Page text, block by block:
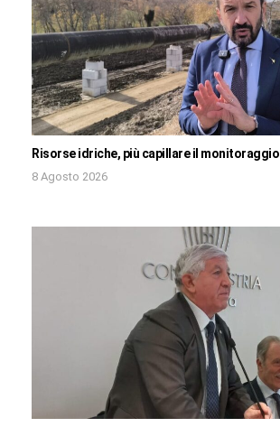
Risorse idriche, più capillare il monitoraggio
8 Agosto 2026